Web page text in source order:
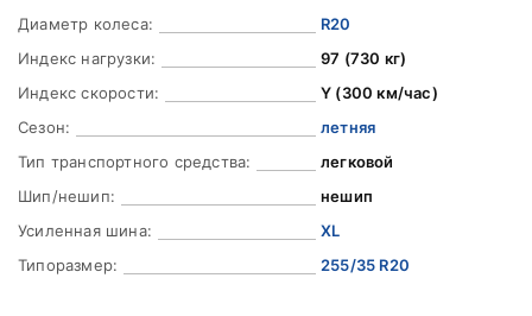
Диаметр колеса:
R20
Индекс нагрузки:
97 (730 кг)
Индекс скорости:
Y (300 км/час)
Сезон:
летняя
Тип транспортного средства:
легковой
Шип/нешип:
нешип
Усиленная шина:
XL
Типоразмер:
255/35 R20